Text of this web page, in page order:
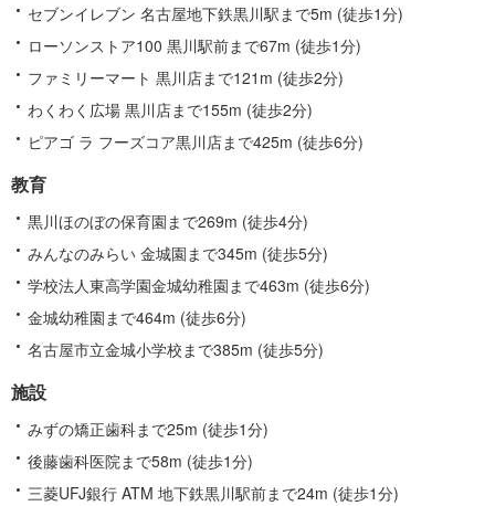
セブンイレブン 名古屋地下鉄黒川駅まで5m (徒歩1分)
ローソンストア100 黒川駅前まで67m (徒歩1分)
ファミリーマート 黒川店まで121m (徒歩2分)
わくわく広場 黒川店まで155m (徒歩2分)
ピアゴ ラ フーズコア黒川店まで425m (徒歩6分)
教育
黒川ほのぼの保育園まで269m (徒歩4分)
みんなのみらい 金城園まで345m (徒歩5分)
学校法人東高学園金城幼稚園まで463m (徒歩6分)
金城幼稚園まで464m (徒歩6分)
名古屋市立金城小学校まで385m (徒歩5分)
施設
みずの矯正歯科まで25m (徒歩1分)
後藤歯科医院まで58m (徒歩1分)
三菱UFJ銀行 ATM 地下鉄黒川駅前まで24m (徒歩1分)